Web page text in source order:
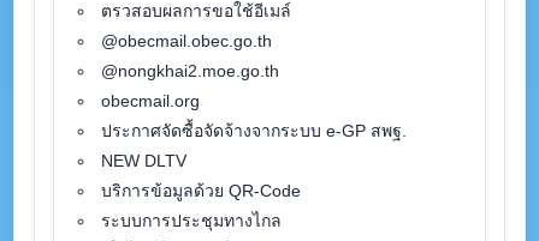
ตรวสอบผลการขอใช้อีเมล์
@obecmail.obec.go.th
@nongkhai2.moe.go.th
obecmail.org
ประกาศจัดซื้อจัดจ้างจากระบบ e-GP สพฐ.
NEW DLTV
บริการข้อมูลด้วย QR-Code
ระบบการประชุมทางไกล